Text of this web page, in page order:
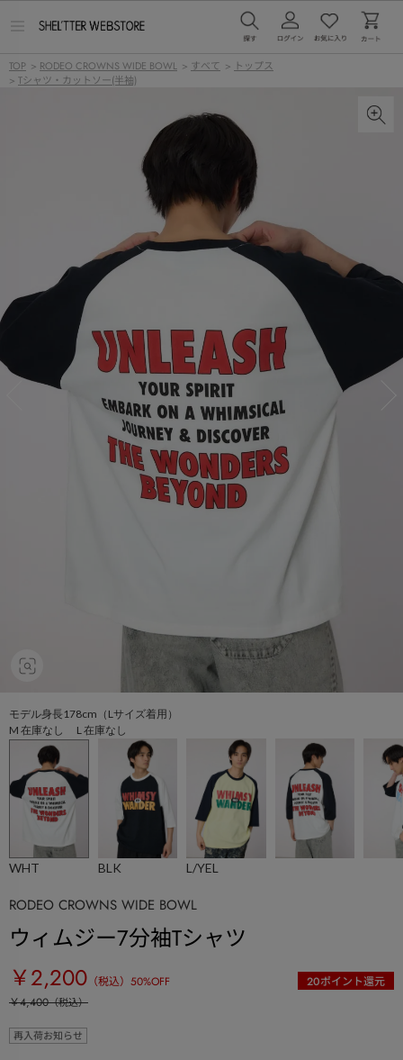
ー
を
TOP > RODEO CROWNS WIDE BOWL > すべて > トップス
> Tシャツ・カットソー(半袖)
モデル身長178cm（Lサイズ着用）
M 在庫なし L 在庫なし
WHT BLK L/YEL
RODEO CROWNS WIDE BOWL
ウィムジー7分袖Tシャツ
￥2,200 （税込） 50%OFF 20ポイント還元
￥4,400（税込）
再入荷お知らせ